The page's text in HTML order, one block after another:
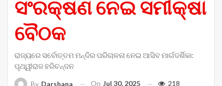
ସଂରକ୍ଷଣ ନେଇ ସମୀକ୍ଷା
ବୈଠକ
ରାଜ୍ୟରେ ସର୍ବୋତ୍ତମ ମନ୍ଦିର ପରିଚାଳନା ନେଇ ଆସିବ ମାର୍ଗଦର୍ଶିକା:
ପୃଥ୍ୱୀରାଜ ହରିଚନ୍ଦନ
By Darshana On Jul 30, 2025
218